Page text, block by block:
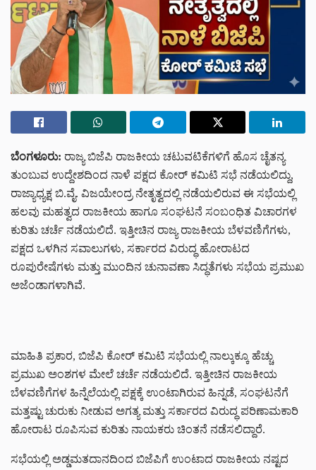
ಬೆಂಗಳೂರು: ರಾಜ್ಯ ಬಿಜೆಪಿ ರಾಜಕೀಯ ಚಟುವಟಿಕೆಗಳಿಗೆ ಹೊಸ ಚೈತನ್ಯ
ತುಂಬುವ ಉದ್ದೇಶದಿಂದ ನಾಳೆ ಪಕ್ಷದ ಕೋರ್ ಕಮಿಟಿ ಸಭೆ ನಡೆಯಲಿದ್ದು,
ರಾಜ್ಯಾಧ್ಯಕ್ಷ ಬಿ.ವೈ. ವಿಜಯೇಂದ್ರ ನೇತೃತ್ವದಲ್ಲಿ ನಡೆಯಲಿರುವ ಈ ಸಭೆಯಲ್ಲಿ
ಹಲವು ಮಹತ್ವದ ರಾಜಕೀಯ ಹಾಗೂ ಸಂಘಟನೆ ಸಂಬಂಧಿತ ವಿಚಾರಗಳ
ಕುರಿತು ಚರ್ಚೆ ನಡೆಯಲಿದೆ. ಇತ್ತೀಚಿನ ರಾಜ್ಯ ರಾಜಕೀಯ ಬೆಳವಣಿಗೆಗಳು,
ಪಕ್ಷದ ಒಳಗಿನ ಸವಾಲುಗಳು, ಸರ್ಕಾರದ ವಿರುದ್ಧ ಹೋರಾಟದ
ರೂಪುರೇಷೆಗಳು ಮತ್ತು ಮುಂದಿನ ಚುನಾವಣಾ ಸಿದ್ಧತೆಗಳು ಸಭೆಯ ಪ್ರಮುಖ
ಅಜೆಂಡಾಗಳಾಗಿವೆ.
ಮಾಹಿತಿ ಪ್ರಕಾರ, ಬಿಜೆಪಿ ಕೋರ್ ಕಮಿಟಿ ಸಭೆಯಲ್ಲಿ ನಾಲ್ಕುಕ್ಕೂ ಹೆಚ್ಚು
ಪ್ರಮುಖ ಅಂಶಗಳ ಮೇಲೆ ಚರ್ಚೆ ನಡೆಯಲಿದೆ. ಇತ್ತೀಚಿನ ರಾಜಕೀಯ
ಬೆಳವಣಿಗೆಗಳ ಹಿನ್ನೆಲೆಯಲ್ಲಿ ಪಕ್ಷಕ್ಕೆ ಉಂಟಾಗಿರುವ ಹಿನ್ನಡೆ, ಸಂಘಟನೆಗೆ
ಮತ್ತಷ್ಟು ಚುರುಕು ನೀಡುವ ಅಗತ್ಯ ಮತ್ತು ಸರ್ಕಾರದ ವಿರುದ್ಧ ಪರಿಣಾಮಕಾರಿ
ಹೋರಾಟ ರೂಪಿಸುವ ಕುರಿತು ನಾಯಕರು ಚಿಂತನೆ ನಡೆಸಲಿದ್ದಾರೆ.
ಸಭೆಯಲ್ಲಿ ಅಡ್ಡಮತದಾನದಿಂದ ಬಿಜೆಪಿಗೆ ಉಂಟಾದ ರಾಜಕೀಯ ನಷ್ಟದ